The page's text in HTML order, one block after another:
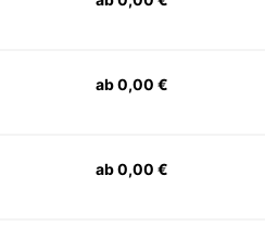
ab 0,00 €
ab 0,00 €